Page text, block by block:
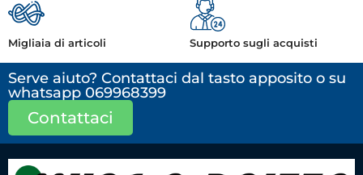
Migliaia di articoli Supporto sugli acquisti
Serve aiuto? Contattaci dal tasto apposito o su
whatsapp 069968399
Contattaci